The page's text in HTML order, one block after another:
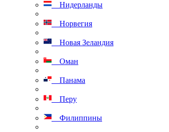
Нидерланды
Норвегия
Новая Зеландия
Оман
Панама
Перу
Филиппины